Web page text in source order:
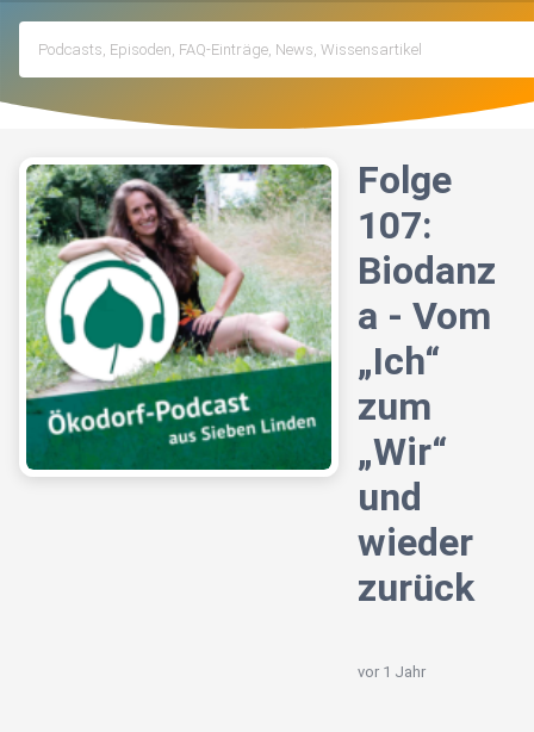
Folge
107:
Biodanz
a - Vom
„Ich“
zum
„Wir“
und
wieder
zurück
vor 1 Jahr